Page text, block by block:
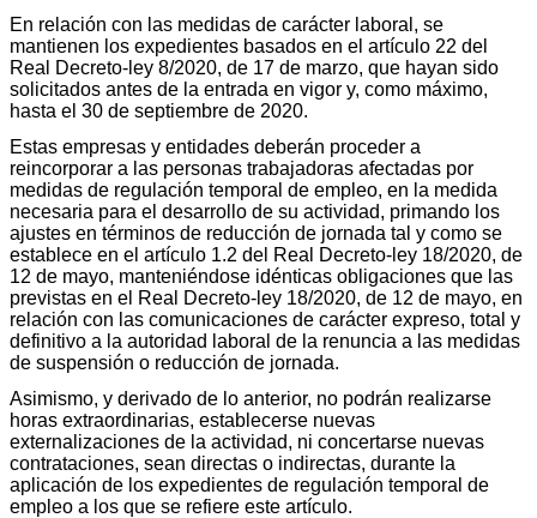
En relación con las medidas de carácter laboral, se
mantienen los expedientes basados en el artículo 22 del
Real Decreto-ley 8/2020, de 17 de marzo, que hayan sido
solicitados antes de la entrada en vigor y, como máximo,
hasta el 30 de septiembre de 2020.
Estas empresas y entidades deberán proceder a
reincorporar a las personas trabajadoras afectadas por
medidas de regulación temporal de empleo, en la medida
necesaria para el desarrollo de su actividad, primando los
ajustes en términos de reducción de jornada tal y como se
establece en el artículo 1.2 del Real Decreto-ley 18/2020, de
12 de mayo, manteniéndose idénticas obligaciones que las
previstas en el Real Decreto-ley 18/2020, de 12 de mayo, en
relación con las comunicaciones de carácter expreso, total y
definitivo a la autoridad laboral de la renuncia a las medidas
de suspensión o reducción de jornada.
Asimismo, y derivado de lo anterior, no podrán realizarse
horas extraordinarias, establecerse nuevas
externalizaciones de la actividad, ni concertarse nuevas
contrataciones, sean directas o indirectas, durante la
aplicación de los expedientes de regulación temporal de
empleo a los que se refiere este artículo.